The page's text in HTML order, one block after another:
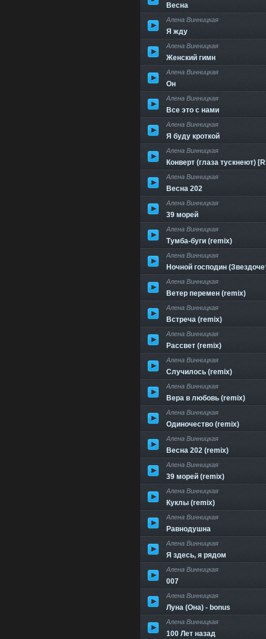
Весна
Алена Винницкая
Я жду
Алена Винницкая
Женский гимн
Алена Винницкая
Он
Алена Винницкая
Все это с нами
Алена Винницкая
Я буду кроткой
Алена Винницкая
Конверт (глаза тускнеют)
Алена Винницкая
Весна 202
Алена Винницкая
39 морей
Алена Винницкая
Тумба-буги (remix)
Алена Винницкая
Ночной господин
Алена Винницкая
Ветер перемен (remix)
Алена Винницкая
Встреча (remix)
Алена Винницкая
Рассвет (remix)
Алена Винницкая
Случилось (remix)
Алена Винницкая
Вера в любовь (remix)
Алена Винницкая
Одиночество (remix)
Алена Винницкая
Весна 202 (remix)
Алена Винницкая
39 морей (remix)
Алена Винницкая
Куклы (remix)
Алена Винницкая
Равнодушна
Алена Винницкая
Я здесь, я рядом
Алена Винницкая
007
Алена Винницкая
Луна (Она) - bonus
Алена Винницкая
100 Лет назад